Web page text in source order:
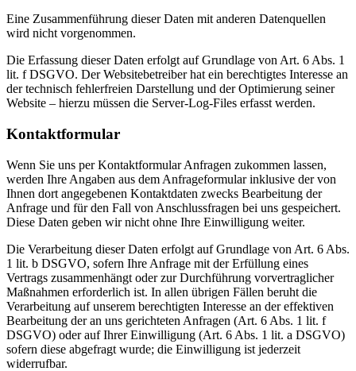
Eine Zusammenführung dieser Daten mit anderen Datenquellen
wird nicht vorgenommen.
Die Erfassung dieser Daten erfolgt auf Grundlage von Art. 6 Abs. 1
lit. f DSGVO. Der Websitebetreiber hat ein berechtigtes Interesse an
der technisch fehlerfreien Darstellung und der Optimierung seiner
Website – hierzu müssen die Server-Log-Files erfasst werden.
Kontaktformular
Wenn Sie uns per Kontaktformular Anfragen zukommen lassen,
werden Ihre Angaben aus dem Anfrageformular inklusive der von
Ihnen dort angegebenen Kontaktdaten zwecks Bearbeitung der
Anfrage und für den Fall von Anschlussfragen bei uns gespeichert.
Diese Daten geben wir nicht ohne Ihre Einwilligung weiter.
Die Verarbeitung dieser Daten erfolgt auf Grundlage von Art. 6 Abs.
1 lit. b DSGVO, sofern Ihre Anfrage mit der Erfüllung eines
Vertrags zusammenhängt oder zur Durchführung vorvertraglicher
Maßnahmen erforderlich ist. In allen übrigen Fällen beruht die
Verarbeitung auf unserem berechtigten Interesse an der effektiven
Bearbeitung der an uns gerichteten Anfragen (Art. 6 Abs. 1 lit. f
DSGVO) oder auf Ihrer Einwilligung (Art. 6 Abs. 1 lit. a DSGVO)
sofern diese abgefragt wurde; die Einwilligung ist jederzeit
widerrufbar.